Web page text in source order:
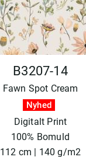
B3207-14
Fawn Spot Cream
Nyhed
Digitalt Print
100% Bomuld
112 cm | 140 g/m2